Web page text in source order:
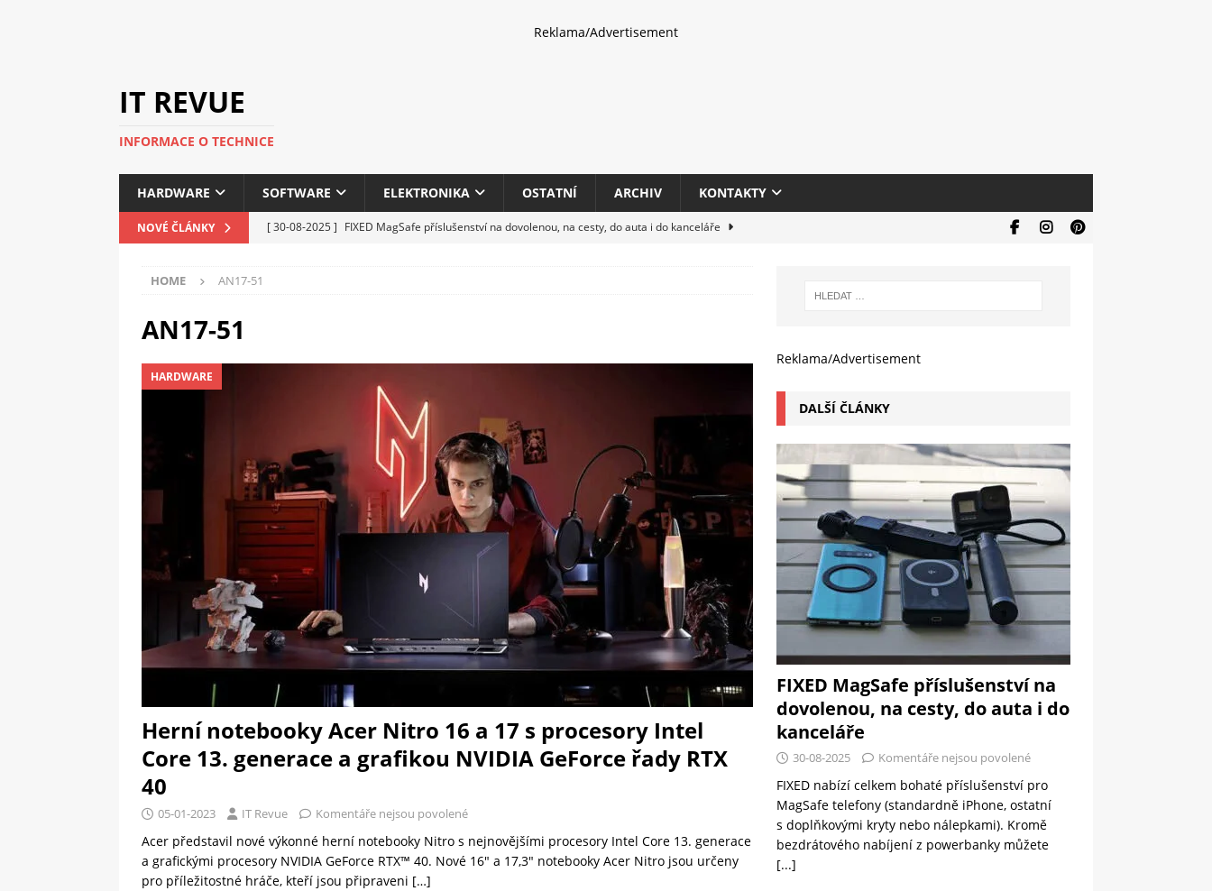
Reklama/Advertisement
IT REVUE
INFORMACE O TECHNICE
HARDWARE SOFTWARE ELEKTRONIKA OSTATNÍ ARCHIV KONTAKTY
NOVÉ ČLÁNKY [ 30-08-2025 ] FIXED MagSafe příslušenství na dovolenou, na cesty, do auta i do kanceláře
PERIFERIE
Domácí pec na pizzu Cuisinart CPZ-120 promění vaši kuchyň na italskou
[ 06-05-2025 ]
Blockchain a růst krypto kasin: Co by měli vědět milovníci technologií
SOFTWARE
HOME AN17-51
AN17-51
HARDWARE
Herní notebooky Acer Nitro 16 a 17 s procesory Intel
Core 13. generace a grafikou NVIDIA GeForce řady RTX
40
05-01-2023 IT Revue Komentáře nejsou povolené
Acer představil nové výkonné herní notebooky Nitro s nejnovějšími procesory Intel Core 13. generace
a grafickými procesory NVIDIA GeForce RTX™ 40. Nové 16″ a 17,3″ notebooky Acer Nitro jsou určeny
pro příležitostné hráče, kteří jsou připraveni […]
Reklama/Advertisement
DALŠÍ ČLÁNKY
FIXED MagSafe příslušenství na
dovolenou, na cesty, do auta i do
kanceláře
30-08-2025 Komentáře nejsou povolené
FIXED nabízí celkem bohaté příslušenství pro
MagSafe telefony (standardně iPhone, ostatní
s doplňkovými kryty nebo nálepkami). Kromě
bezdrátového nabíjení z powerbanky můžete
[...]